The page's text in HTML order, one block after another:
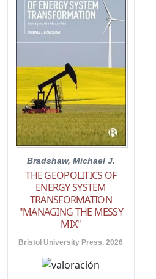
Bradshaw, Michael J.
THE GEOPOLITICS OF
ENERGY SYSTEM
TRANSFORMATION
"MANAGING THE MESSY
MIX"
Bristol University Press. 2026